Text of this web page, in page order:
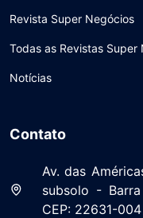
Revista Super Negócios
Todas as Revistas Super
Notícias
Contato
Av. das
subsolo -
CEP: 22631-004